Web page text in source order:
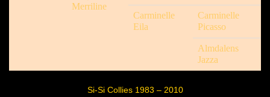
Merriline
Carminelle
Eila
Carminelle
Picasso
Almdalens
Jazza
Si-Si Collies 1983 – 2010